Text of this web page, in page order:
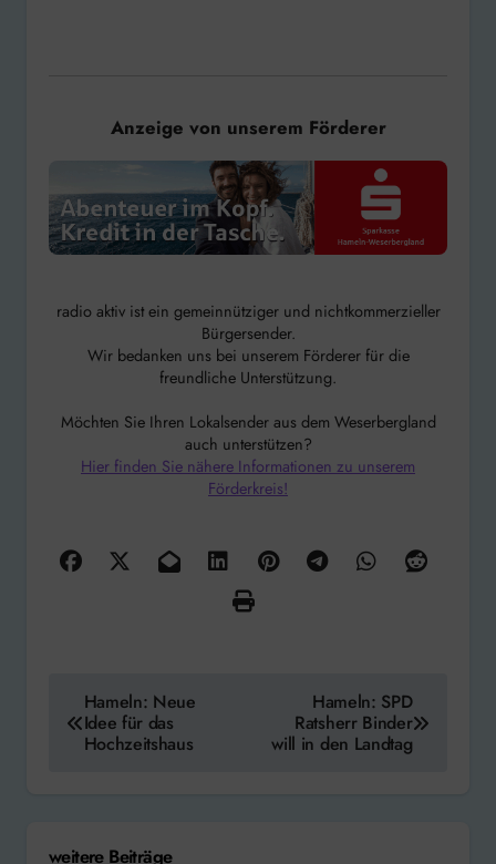
Anzeige von unserem Förderer
radio aktiv ist ein gemeinnütziger und nichtkommerzieller
Bürgersender.
Wir bedanken uns bei unserem Förderer für die
freundliche Unterstützung.
Möchten Sie Ihren Lokalsender aus dem Weserbergland
auch unterstützen?
Hier finden Sie nähere Informationen zu unserem
Förderkreis!
Beitragsnavigation
Hameln: Neue
Idee für das
Hochzeitshaus
Hameln: SPD
Ratsherr Binder
will in den Landtag
weitere Beiträge